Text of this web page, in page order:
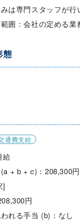
は専門スタッフが行
囲：会社の定める業
態
通費支給
給
+ b + c)：208,300円
]
円
れる手当 (b)：なし